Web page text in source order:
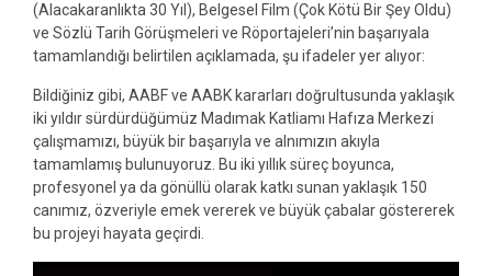
(Alacakaranlıkta 30 Yıl), Belgesel Film (Çok Kötü Bir Şey Oldu)
ve Sözlü Tarih Görüşmeleri ve Röportajeleri’nin başarıyala
tamamlandığı belirtilen açıklamada, şu ifadeler yer alıyor:
Bildiğiniz gibi, AABF ve AABK kararları doğrultusunda yaklaşık
iki yıldır sürdürdüğümüz Madımak Katliamı Hafıza Merkezi
çalışmamızı, büyük bir başarıyla ve alnımızın akıyla
tamamlamış bulunuyoruz. Bu iki yıllık süreç boyunca,
profesyonel ya da gönüllü olarak katkı sunan yaklaşık 150
canımız, özveriyle emek vererek ve büyük çabalar göstererek
bu projeyi hayata geçirdi.